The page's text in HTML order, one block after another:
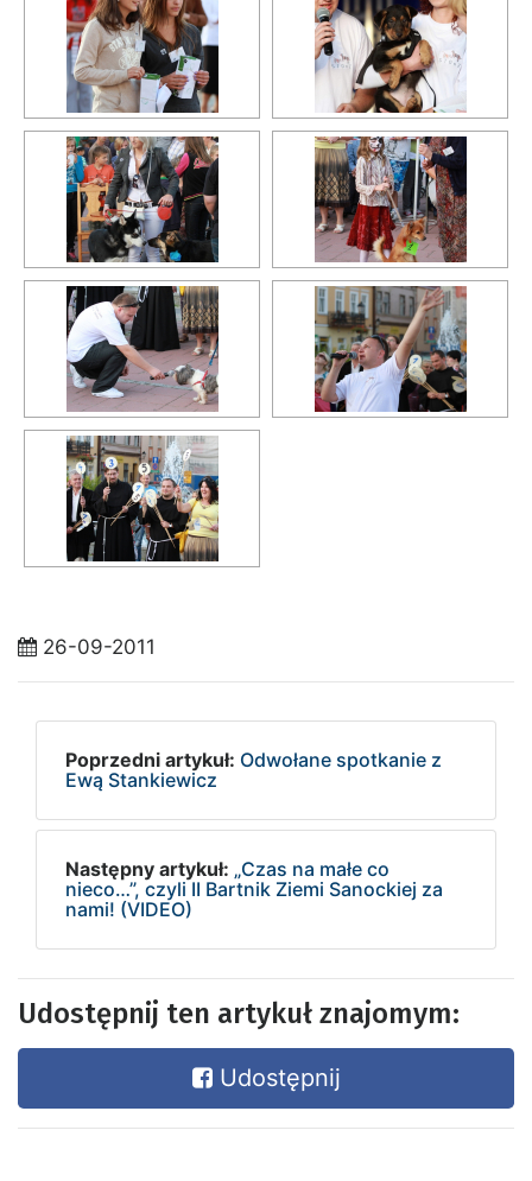
26-09-2011
Poprzedni artykuł: Odwołane spotkanie z
Ewą Stankiewicz
Następny artykuł: „Czas na małe co
nieco…”, czyli II Bartnik Ziemi Sanockiej za
nami! (VIDEO)
Udostępnij ten artykuł znajomym:
Udostępnij